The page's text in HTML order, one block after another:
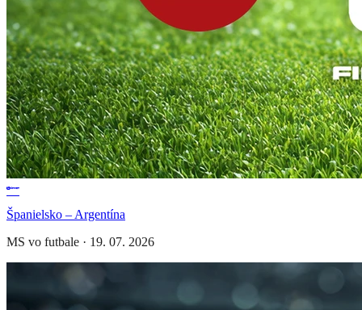
Španielsko – Argentína
MS vo futbale · 19. 07. 2026